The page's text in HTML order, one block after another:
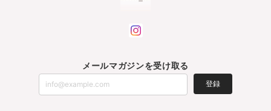
メールマガジンを受け取る
登録